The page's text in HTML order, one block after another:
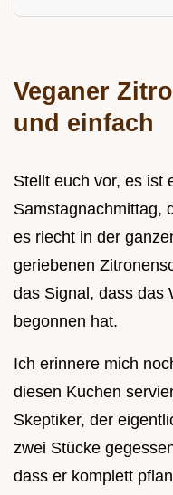
Veganer
und einfach
Stellt euch vor, es ist
Samstagnachmittag,
es riecht in der
geriebenen
das Signal, dass das
begonnen hat.
Ich erinnere mich
diesen Kuchen
Skeptiker, der
zwei Stücke
dass er komplett